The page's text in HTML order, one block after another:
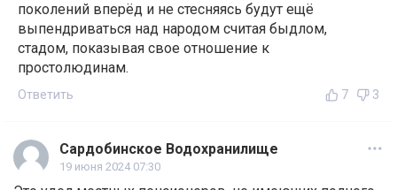
поколений вперёд и не стесняясь будут ещё
выпендриваться над народом считая быдлом,
стадом, показывая свое отношение к
простолюдинам.
Ответить 7 3
Сардобинское Водохранилище
19 июня 2024 07:30